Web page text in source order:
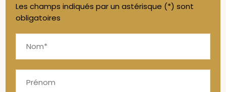
Les champs indiqués par un astérisque (*) sont
obligatoires